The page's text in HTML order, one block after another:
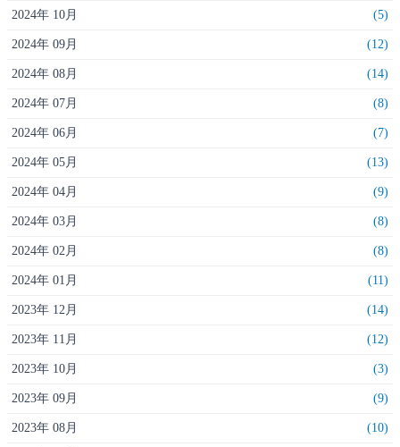
2024年 10月 (5)
2024年 09月 (12)
2024年 08月 (14)
2024年 07月 (8)
2024年 06月 (7)
2024年 05月 (13)
2024年 04月 (9)
2024年 03月 (8)
2024年 02月 (8)
2024年 01月 (11)
2023年 12月 (14)
2023年 11月 (12)
2023年 10月 (3)
2023年 09月 (9)
2023年 08月 (10)